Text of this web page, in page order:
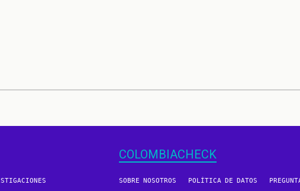
COLOMBIACHECK
SOBRE NOSOTROS POLÍTICA DE DATOS